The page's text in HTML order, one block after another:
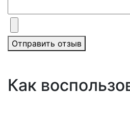
Отправить отзыв
Как